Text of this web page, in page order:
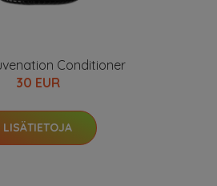
Conditioner
30 EUR
LISÄTIETOJA